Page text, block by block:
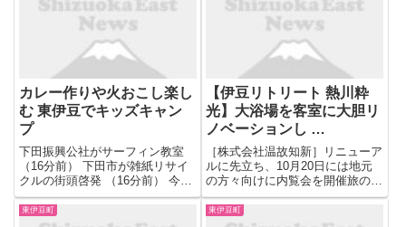
東伊豆町の町長選挙に立候補を表
明したのは、現職の岩井茂樹氏...
元する。移住よりも負担の少ない
二拠点居住で温泉や海の幸の魅
カレー作りや火おこし楽し
む 東伊豆でキッズキャン
プ
下田振興公社がサーフィン教室
（16分前） 下田市が雑紙リサイ
クルの街頭啓発 （16分前） 今月
閉園下田保育所園児に鉛筆贈る
シモダダダー実行委 （16分前）
前衛・絵画風表現の１４点 下田
【伊豆リトリート 熱川粋
光】大浴場を客室に大胆リ
ノベーションし …
［株式会社温故知新］リニューア
ルに先立ち、10月20日には地元
の方々向けに内覧会を開催旅の目
的地となる宿（＝デスティネーシ
ョンホテル）をプロデュースする
株式会社温故知新（本社：東京都
東伊豆町 東伊豆町